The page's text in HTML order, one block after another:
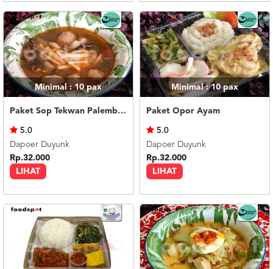
Minimal : 10pax
Paket Sop Tekwan Palembang
LIHAT
5.0
Dapoer Duyunk
Rp.32.000
Minimal : 10pax
Paket Opor Ayam
LIHAT
5.0
Dapoer Duyunk
Rp.32.000